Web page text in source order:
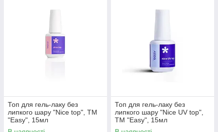
Топ для гель-лаку без
липкого шару "Nice top", ТМ
"Easy", 15мл
Топ для гель-лаку без
липкого шару "Nice UV top",
ТМ "Easy", 15мл